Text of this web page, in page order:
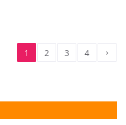
1 2 3 4 ›